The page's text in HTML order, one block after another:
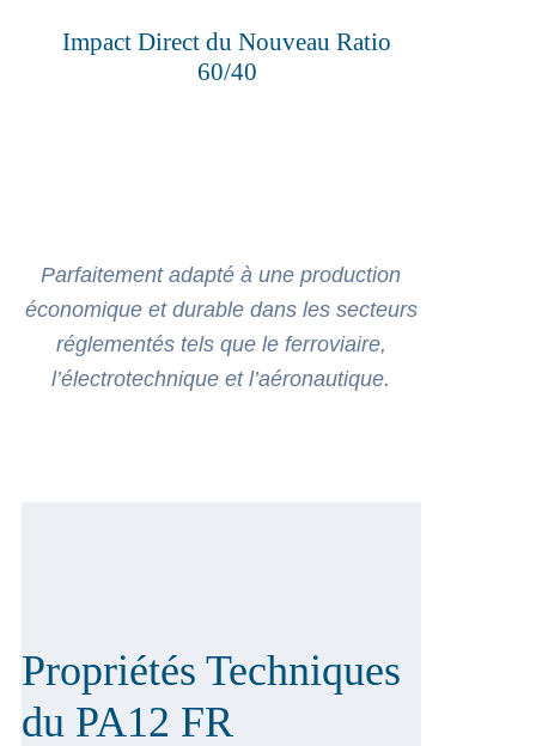
Impact Direct du Nouveau Ratio
60/40
Parfaitement adapté à une production
économique et durable dans les secteurs
réglementés tels que le ferroviaire,
l’électrotechnique et l’aéronautique.
Propriétés Techniques
du PA12 FR